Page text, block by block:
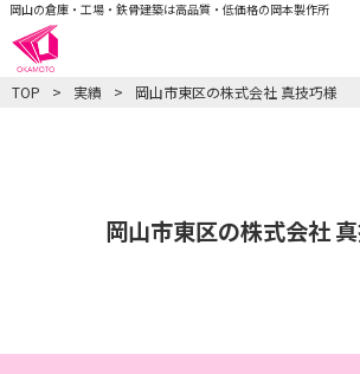
岡山の倉庫・工場・鉄骨建築は高品質・低価格の岡本製作所
TOP 実績 岡山市東区の株式会社 真技巧様
岡山市東区の株式会社